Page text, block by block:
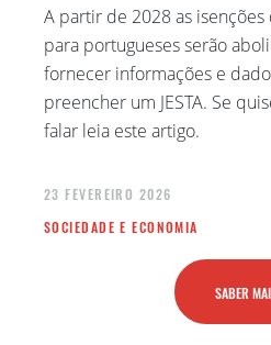
A partir de 2028 as
para portugueses serão
fornecer informações e
preencher um JESTA. Se
falar leia este artigo.
23 FEVEREIRO 2026
SOCIEDADE E ECONOMIA
SABER